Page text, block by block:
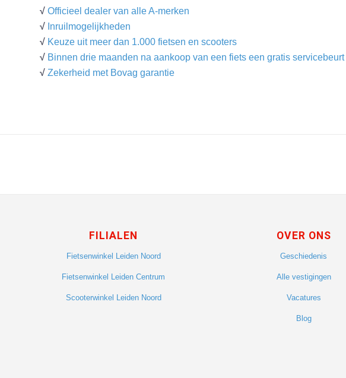
√ Officieel dealer van alle A-merken
√ Inruilmogelijkheden
√ Keuze uit meer dan 1.000 fietsen en scooters
√ Binnen drie maanden na aankoop van een fiets een gratis servicebeurt
√ Zekerheid met Bovag garantie
FILIALEN
Fietsenwinkel Leiden Noord
Fietsenwinkel Leiden Centrum
Scooterwinkel Leiden Noord
OVER ONS
Geschiedenis
Alle vestigingen
Vacatures
Blog